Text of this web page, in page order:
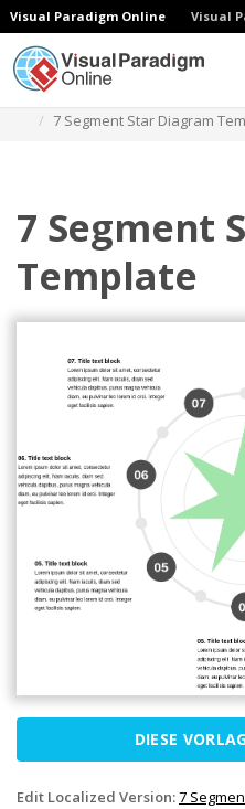
Visual Paradigm Online Visual
7 Segment Star Diagram
7 Segment
Template
DIESE
Edit Localized Version:7